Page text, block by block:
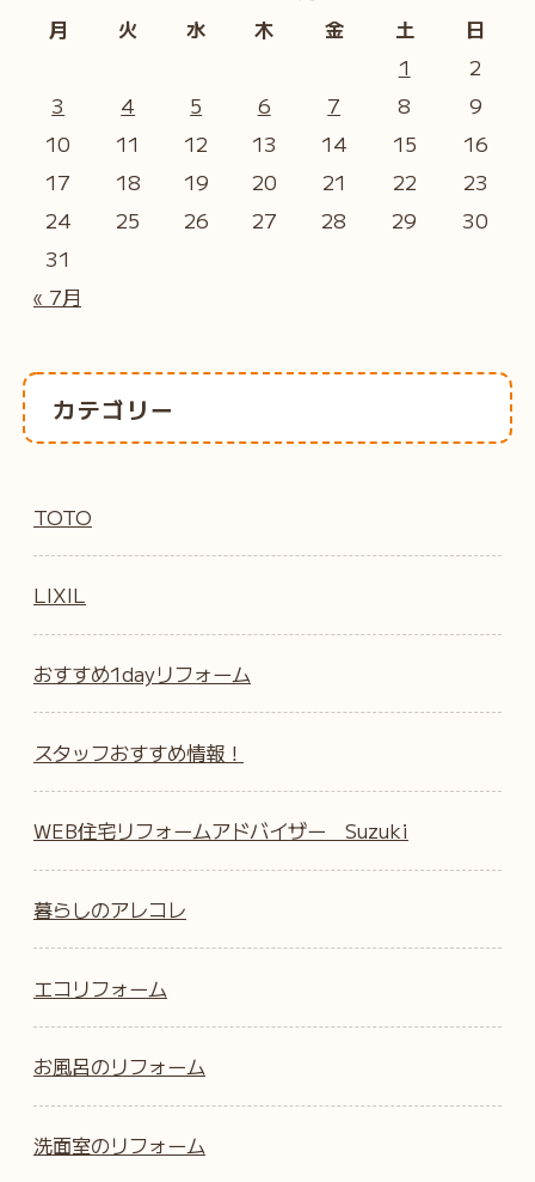
月
火 水 木 金 土 日
« 7月
1
2
3
4 5 6 7 8
9
10
11 12 13 14 15
16
17
18 19 20 21 22
23
24
25 26 27 28 29
30
31
カテゴリー
TOTO
LIXIL
おすすめ1dayリフォーム
スタッフおすすめ情報！
WEB住宅リフォームアドバイザー Suzuki
暮らしのアレコレ
エコリフォーム
お風呂のリフォーム
洗面室のリフォーム